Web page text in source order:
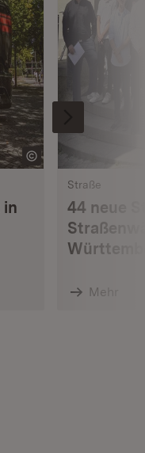
in
Straße
44 neue
Mehr